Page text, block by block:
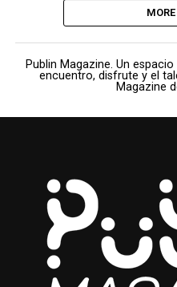
Publin Magazine. Un
encuentro, disfrute y el
Magazine